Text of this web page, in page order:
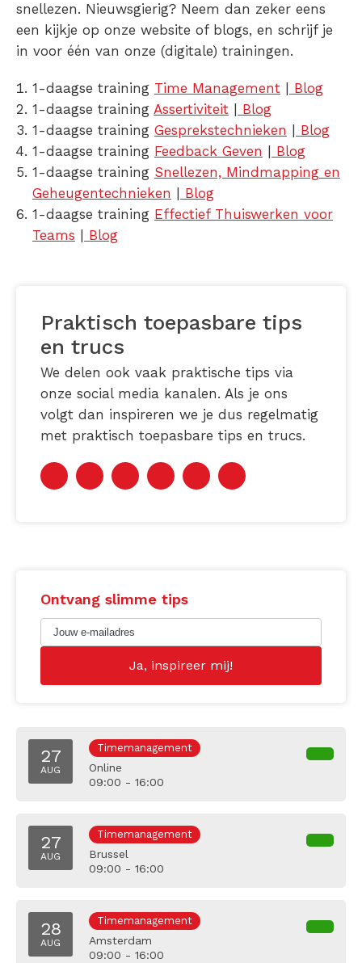
snellezen. Nieuwsgierig? Neem dan zeker eens
een kijkje op onze website of blogs, en schrijf je
in voor één van onze (digitale) trainingen.
1-daagse training Time Management
Blog
1-daagse training Assertiviteit
Blog
1-daagse training Gesprekstechnieken
Blog
1-daagse training Feedback Geven
Blog
1-daagse training Snellezen, Mindmapping en
Geheugentechnieken
Blog
1-daagse training Effectief Thuiswerken voor
Teams
Blog
Praktisch toepasbare tips
en trucs
We delen ook vaak praktische tips via
onze social media kanalen. Als je ons
volgt dan inspireren we je dus regelmatig
met praktisch toepasbare tips en trucs.
Ontvang slimme tips
27
AUG
Timemanagement
Online
09:00 - 16:00
27
AUG
Timemanagement
Brussel
09:00 - 16:00
28
AUG
Timemanagement
Amsterdam
09:00 - 16:00